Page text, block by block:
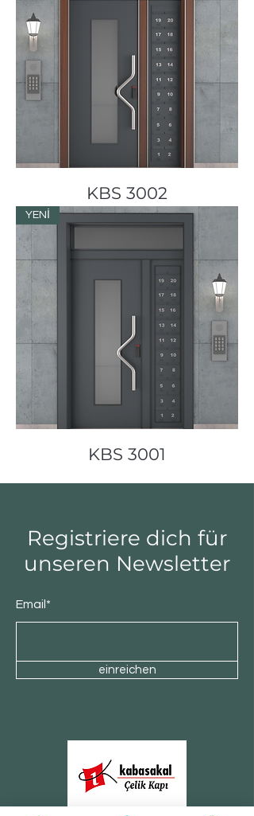
KBS 3002
YENİ
KBS 3001
Registriere dich für
unseren Newsletter
Email*
einreichen